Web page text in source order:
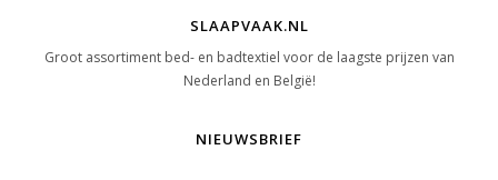
SLAAPVAAK.NL
Groot assortiment bed- en badtextiel voor de laagste prijzen van
Nederland en België!
NIEUWSBRIEF